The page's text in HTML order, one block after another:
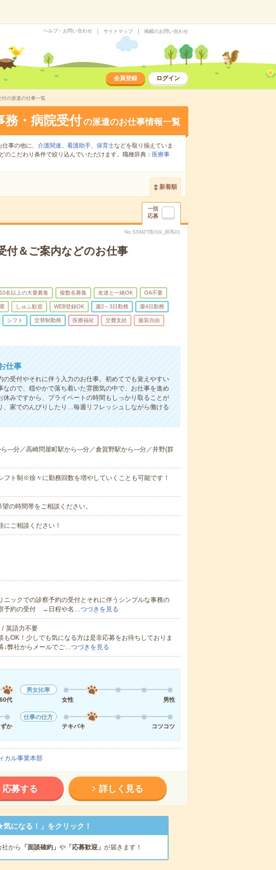
ヘルプ・お問い合わせ サイトマップ 掲載のお問い合わせ
会員登録 ログイン
の派遣の仕事一覧
務・病院受付の派遣のお仕事情報一覧
事の他に、 介護関連、 看護助手、 保育士などを取り揃えていま
のこだわり条件で絞り込んでいただけます。職種辞典： 医療事
新着順
一括
応募
No.SSMZT医IS9_群馬01
付＆ご案内などのお仕事
10名以上の大量募集 複数名募集 友達と一緒OK OA不要
しゅふ歓迎 WEB登録OK 週2～3日勤務 週4日勤務
シフト 交替制勤務 医療福祉 交費支給 服装自由
仕事
の受付やそれに伴う入力のお仕事。初めてでも覚えやすい
ので、穏やかで落ち着いた雰囲気の中で、お仕事を進め
みですから、プライベートの時間もしっかり取ることが
家でのんびりしたり…毎週リフレッシュしながら働ける
---分／高崎問屋町駅から---分／倉賀野駅から---分／井野(群
フト制※徐々に勤務回数を増やしていくことも可能です！
の時間帯をご相談ください。
ご相談ください！
ニックでの診察予約の受付とそれに伴うシンプルな事務の
予約の受付 →日程や名…つづきを見る
/ 英語力不要
OK！少しでも気になる方は是非応募をお待ちしておりま
↓弊社からメールでご…つづきを見る
60代
男女比率
女性
男性
ずか
仕事の仕方
テキパキ
コツコツ
カル事業本部
応募する 詳しく見る
になる！」をクリック！
社から 「面談確約」 や「応募歓迎」 が届きます！